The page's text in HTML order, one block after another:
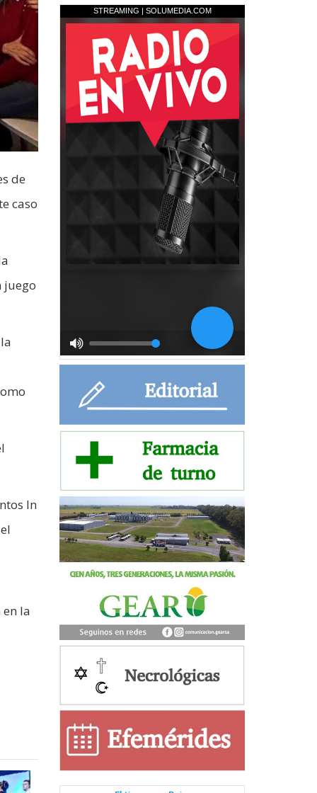
de
caso
juego
In
la